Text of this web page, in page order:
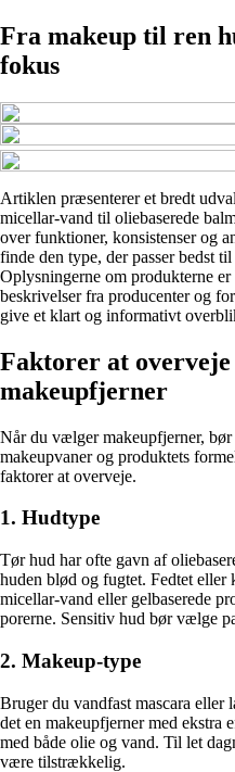
Fra makeup til ren
fokus
Artiklen præsenterer et bredt
micellar-vand til oliebaserede
over funktioner, konsistenser og
finde den type, der passer bedst
Oplysningerne om produkterne
beskrivelser fra producenter og
give et klart og informativt
Faktorer at overveje
makeupfjerner
Når du vælger makeupfjerner,
makeupvaner og produktets
faktorer at overveje.
1. Hudtype
Tør hud har ofte gavn af
huden blød og fugtet. Fedtet
micellar-vand eller gelbaserede
porerne. Sensitiv hud bør vælge
2. Makeup-type
Bruger du vandfast mascara
det en makeupfjerner med ekstra
med både olie og vand. Til let
være tilstrækkelig.